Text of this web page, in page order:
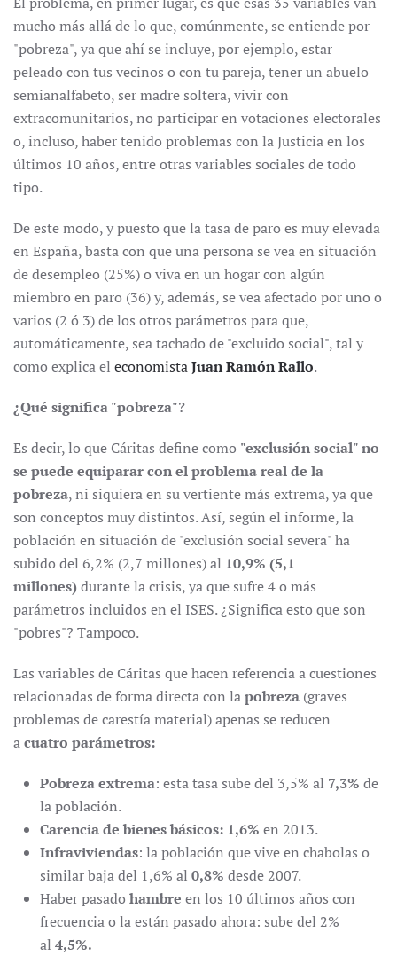
mucho más allá de lo que, comúnmente, se entiende por
"pobreza", ya que ahí se incluye, por ejemplo, estar
peleado con tus vecinos o con tu pareja, tener un abuelo
semianalfabeto, ser madre soltera, vivir con
extracomunitarios, no participar en votaciones electorales
o, incluso, haber tenido problemas con la Justicia en los
últimos 10 años, entre otras variables sociales de todo
tipo.
De este modo, y puesto que la tasa de paro es muy elevada
en España, basta con que una persona se vea en situación
de desempleo (25%) o viva en un hogar con algún
miembro en paro (36) y, además, se vea afectado por uno o
varios (2 ó 3) de los otros parámetros para que,
automáticamente, sea tachado de "excluido social", tal y
como explica el economistaJuan Ramón Rallo.
¿Qué significa "pobreza"?
Es decir, lo que Cáritas define como "exclusión social" no
se puede equiparar con el problema real de la
pobreza, ni siquiera en su vertiente más extrema, ya que
son conceptos muy distintos. Así, según el informe, la
población en situación de "exclusión social severa" ha
subido del 6,2% (2,7 millones) al 10,9% (5,1
millones)durante la crisis, ya que sufre 4 o más
parámetros incluidos en el ISES. ¿Significa esto que son
"pobres"? Tampoco.
Las variables de Cáritas que hacen referencia a cuestiones
relacionadas de forma directa con lapobreza (graves
problemas de carestía material) apenas se reducen
acuatro parámetros:
Pobreza extrema: esta tasa sube del 3,5% al 7,3% de
la población.
Carencia de bienes básicos: 1,6% en 2013.
Infraviviendas: la población que vive en chabolas o
similar baja del 1,6% al 0,8% desde 2007.
Haber pasado hambre en los 10 últimos años con
frecuencia o la están pasado ahora: sube del 2%
al 4,5%.